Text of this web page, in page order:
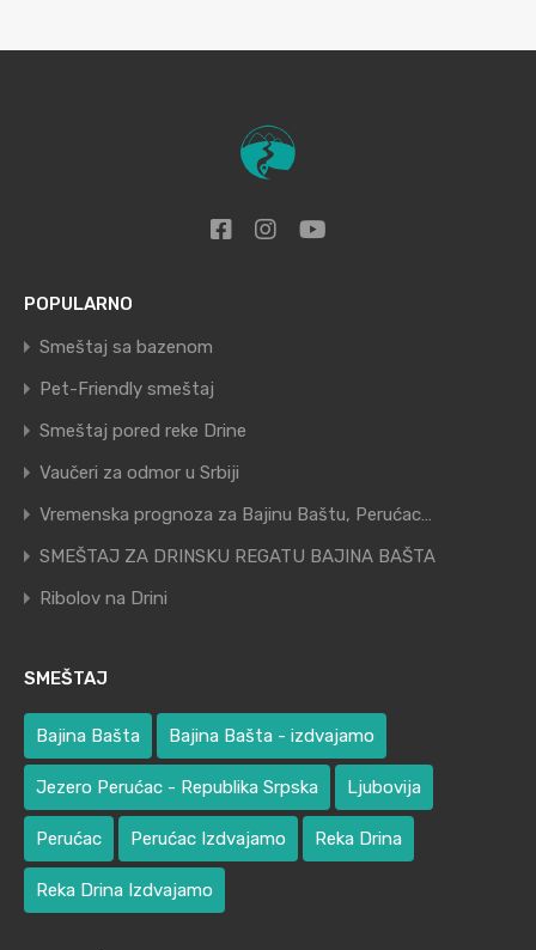
POPULARNO
Smeštaj sa bazenom
Pet-Friendly smeštaj
Smeštaj pored reke Drine
Vaučeri za odmor u Srbiji
Vremenska prognoza za Bajinu Baštu, Perućac…
SMEŠTAJ ZA DRINSKU REGATU BAJINA BAŠTA
Ribolov na Drini
SMEŠTAJ
Bajina Bašta Bajina Bašta - izdvajamo
Jezero Perućac - Republika Srpska Ljubovija
Perućac Perućac Izdvajamo Reka Drina
Reka Drina Izdvajamo